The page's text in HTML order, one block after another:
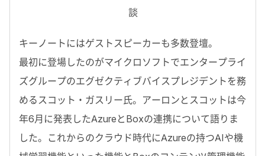
談
キーノートにはゲストスピーカーも多数登壇。
最初に登場したのがマイクロソフトでエンタープライ
ズグループのエグゼクティブバイスプレジデントを務
めるスコット・ガスリー氏。アーロンとスコットは今
年6月に発表したAzureとBoxの連携について語りま
した。これからのクラウド時代にAzureの持つAIや機